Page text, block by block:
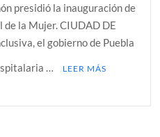
presidió la inauguración de
la Mujer. CIUDAD DE
el gobierno de Puebla
…
LEER MÁS